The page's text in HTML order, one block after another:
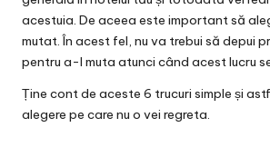
acestuia. De aceea este important să
mutat. În acest fel, nu va trebui să depui
pentru a-l muta atunci când acest lucru
Ține cont de aceste 6 trucuri simple și
alegere pe care nu o vei regreta.